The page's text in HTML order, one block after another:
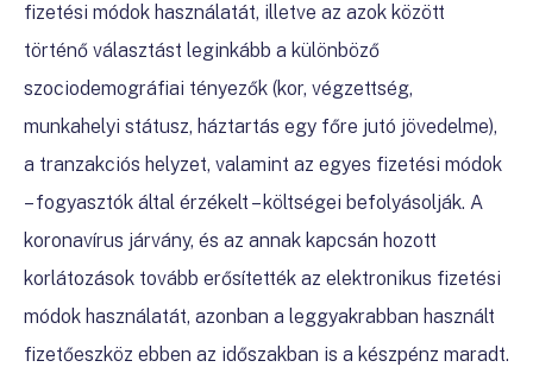
fizetési módok használatát, illetve az azok között
történő választást leginkább a különböző
szociodemográfiai tényezők (kor, végzettség,
munkahelyi státusz, háztartás egy főre jutó jövedelme),
a tranzakciós helyzet, valamint az egyes fizetési módok
– fogyasztók által érzékelt – költségei befolyásolják. A
koronavírus járvány, és az annak kapcsán hozott
korlátozások tovább erősítették az elektronikus fizetési
módok használatát, azonban a leggyakrabban használt
fizetőeszköz ebben az időszakban is a készpénz maradt.